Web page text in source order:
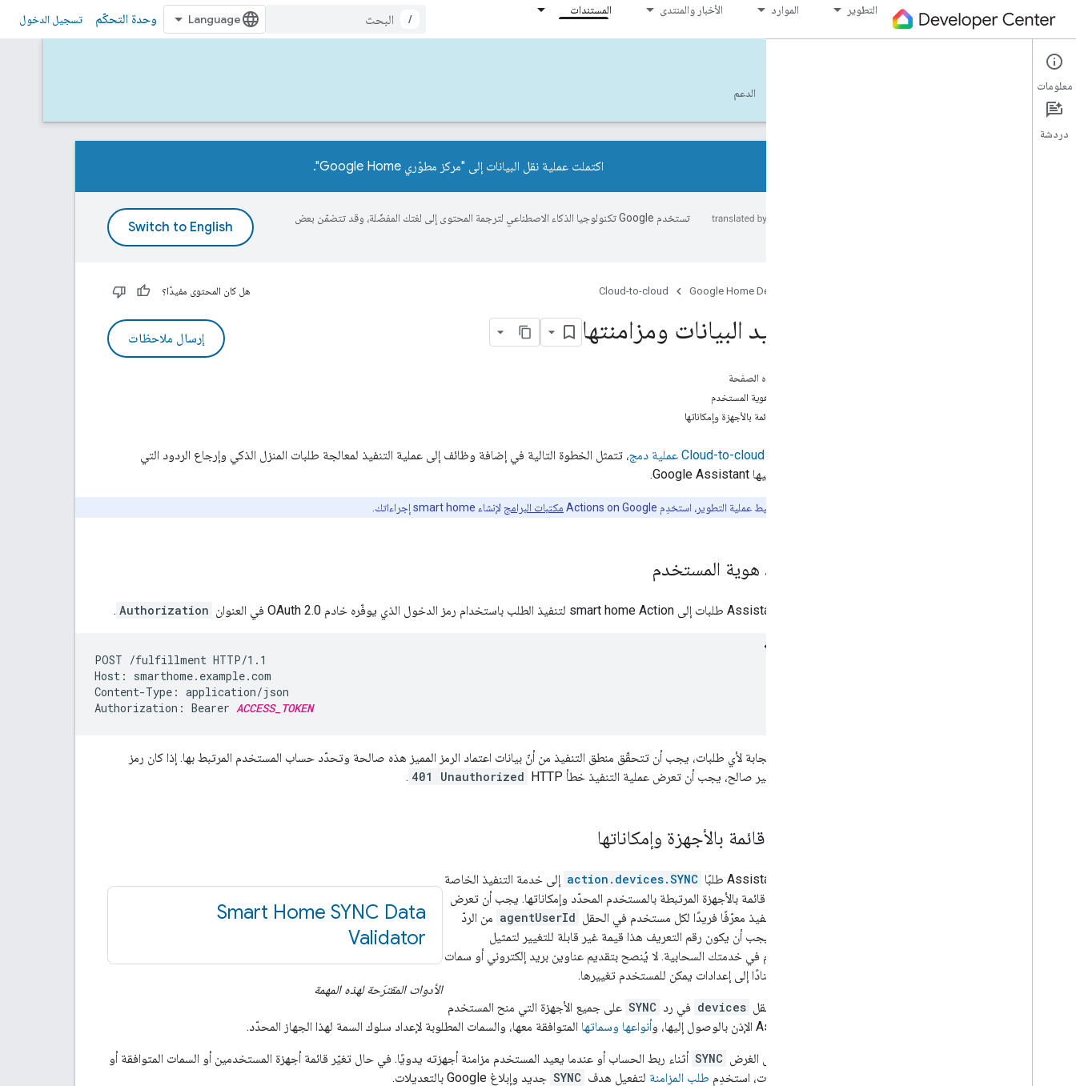
التطوير الموارد الأخبار والمنتدى المستندات
/ وحدة التحكّم تسجيل الدخول
Cloud-to-cloud
البدء الدعم
اكتملت عملية نقل البيانات إلى "مركز مطوّري Google Home".
تستخدم Google تكنولوجيا الذكاء الاصطناعي لترجمة المحتوى إلى لغتك المفضّلة، وقد تتضمّن بعض
Google Home Developers
Cloud-to-cloud هل كان المحتوى مفيدًا؟
إرسال ملاحظات تحديد البيانات ومزامنتها
على هذه الصفحة
تحديد هوية المستخدم
عرض قائمة بالأجهزة وإمكاناتها
Cloud-to-cloud عملية دمج، تتمثل الخطوة التالية في إضافة وظائف إلى عملية التنفيذ لمعالجة طلبات المنزل الذكي وإرجاع الردود التي
يتعرّف عليها Google Assistant
.
لتبسيط عملية التطوير، استخدِم Actions on Google مكتبات البرامج لإنشاء smart home إجراءاتك.
تحديد هوية المستخدم
Assistant طلبات إلى smart home Action لتنفيذ الطلب باستخدام رمز الدخول الذي يوفّره خادم OAuth 2.0 في العنوان Authorization
.
POST /fulfillment HTTP/1.1
Host: smarthome.example.com
Content-Type: application/json
Authorization: Bearer ACCESS_TOKEN
قبل الاستجابة لأي طلبات، يجب أن تتحقّق منطق التنفيذ من أنّ بيانات اعتماد الرمز المميز هذه صالحة وتحدّد حساب المستخدم المرتبط بها. إذا كان رمز
الدخول غير صالح، يجب أن تعرض عملية التنفيذ خطأ HTTP
401 Unauthorized
.
عرض قائمة بالأجهزة وإمكاناتها
Smart Home SYNC Data
Validator
الأدوات المقترَحة لهذه المهمة
Assistant طلبًا action.devices.SYNC إلى خدمة التنفيذ الخاصة
بك لطلب قائمة بالأجهزة المرتبطة بالمستخدم المحدّد وإمكاناتها. يجب أن تعرض
عملية التنفيذ معرّفًا فريدًا لكل مستخدم في الحقل agentUserId من الردّ
. يجب أن يكون رقم التعريف هذا قيمة غير قابلة للتغيير لتمثيل
المستخدم في خدمتك السحابية. لا يُنصح بتقديم عناوين بريد إلكتروني أو سمات
أخرى استنادًا إلى إعدادات يمكن للمستخدم تغييرها.
يحتوي حقل devices في رد SYNC على جميع الأجهزة التي منح المستخدم
Assistant الإذن بالوصول إليها، وأنواعها وسماتها المتوافقة معها، والسمات المطلوبة لإعداد سلوك السمة لهذا الجهاز المحدّد.
يتم تفعيل الغرض SYNC أثناء ربط الحساب أو عندما يعيد المستخدم مزامنة أجهزته يدويًا. في حال تغيّر قائمة أجهزة المستخدمين أو السمات المتوافقة أو
قيم السمات، استخدِم طلب المزامنة لتفعيل هدف SYNC جديد وإبلاغ Google بالتعديلات.
معلومات
دردشة